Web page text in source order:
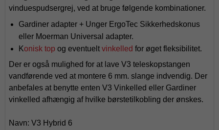
vinduespudsergrej, ved at bruge følgende kombinationer.
Gardiner adapter + Unger ErgoTec Sikkerhedskonus
eller Moerman Universal adapter.
Konisk top og eventuelt vinkelled for øget fleksibilitet.
Der er også mulighed for at lave V3 teleskopstangen
vandførende ved at montere 6 mm. slange indvendig. Der
anbefales at benytte enten V3 Vinkelled eller Gardiner
vinkelled afhængig af hvilke børstetilkobling der ønskes.
Navn: V3 Hybrid 6